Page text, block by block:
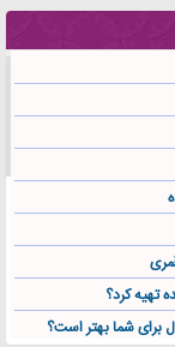
تهیه کرد؟
برای شما بهتر است؟